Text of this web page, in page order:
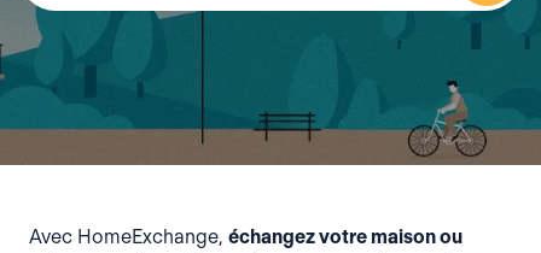
Avec HomeExchange, échangez votre maison ou